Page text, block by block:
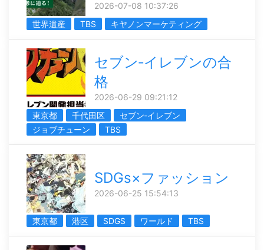
2026-07-08 10:37:26
世界遺産
TBS キヤノンマーケティング
セブン‐イレブンの合
格
2026-06-29 09:21:12
東京都
千代田区
セブン‐イレブン
ジョブチューン
TBS
SDGs×ファッション
2026-06-25 15:54:13
東京都 港区 SDGS ワールド TBS